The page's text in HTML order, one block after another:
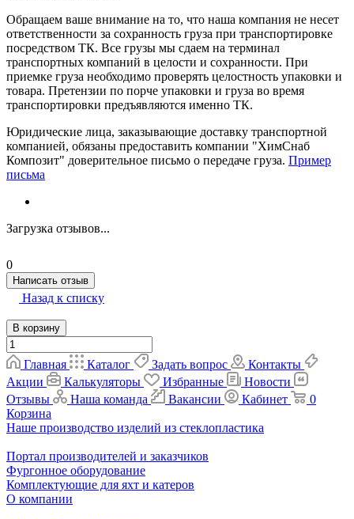
Обращаем ваше внимание на то, что наша компания не несет
ответственности за сохранность груза при транспортировке
посредством ТК. Все грузы мы сдаем на терминал
транспортных компаний в целости и сохранности. При
приемке груза необходимо проверять целостность упаковки и
товара. Претензии по порче упаковки и груза во время
транспортировки предъявляются именно ТК.
Юридические лица, заказывающие доставку транспортной
компанией, обязаны предоставить компании "ХимСнаб
Композит" доверительное письмо о передаче груза. Пример
письма
Загрузка отзывов...
0
Написать отзыв
Назад к списку
В корзину
Главная Каталог Задать вопрос
Контакты
Акции
Калькуляторы Избранные
Новости
Отзывы
Наша команда Вакансии Кабинет
0
Корзина
Наше производство изделий из стеклопластика
Портал производителей и заказчиков
Фургонное оборудование
Комплектующие для яхт и катеров
О компании